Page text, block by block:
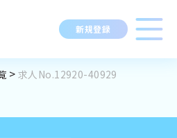
新規登録
求人No.12920-40929